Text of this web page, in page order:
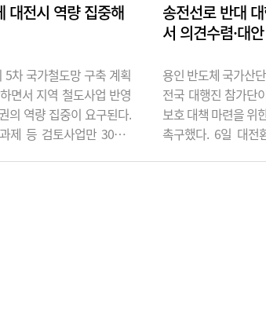
대전시 역량 집중해
차 국가철도망 구축 계획
면서 지역 철도사업 반영
의 역량 집중이 요구된다.
제 등 검토사업만 300개
송전선로 반대
서 의견수렴·대
용인 반도체 국가산
전국 대행진 참가단
보호 대책 마련을 위
촉구했다. 6일 대전